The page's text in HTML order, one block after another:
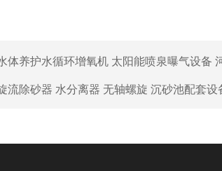
体养护水循环增氧机 太阳能喷泉曝气设备
流除砂器 水分离器 无轴螺旋 沉砂池配套设